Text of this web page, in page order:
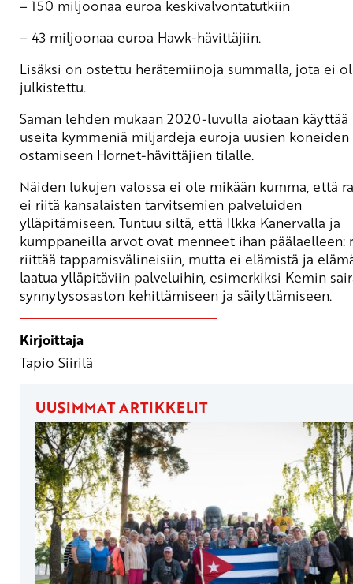
– 150 miljoonaa euroa keskivalvontatutkiin
– 43 miljoonaa euroa Hawk-hävittäjiin.
Lisäksi on ostettu herätemiinoja summalla, jota ei
julkistettu.
Saman lehden mukaan 2020-luvulla aiotaan käyttää
useita kymmeniä miljardeja euroja uusien koneiden
ostamiseen Hornet-hävittäjien tilalle.
Näiden lukujen valossa ei ole mikään kumma, että
ei riitä kansalaisten tarvitsemien palveluiden
ylläpitämiseen. Tuntuu siltä, että Ilkka Kanervalla ja
kumppaneilla arvot ovat menneet ihan päälaelleen:
riittää tappamisvälineisiin, mutta ei elämistä ja
laatua ylläpitäviin palveluihin, esimerkiksi Kemin
synnytysosaston kehittämiseen ja säilyttämiseen.
Kirjoittaja
Tapio Siirilä
UUSIMMAT ARTIKKELIT